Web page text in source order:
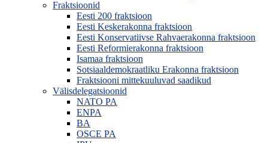
Fraktsioonid
Eesti 200 fraktsioon
Eesti Keskerakonna fraktsioon
Eesti Konservatiivse Rahvaerakonna fraktsioon
Eesti Reformierakonna fraktsioon
Isamaa fraktsioon
Sotsiaaldemokraatliku Erakonna fraktsioon
Fraktsiooni mittekuuluvad saadikud
Välisdelegatsioonid
NATO PA
ENPA
BA
OSCE PA